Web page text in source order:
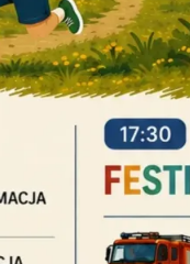
2026-08-15